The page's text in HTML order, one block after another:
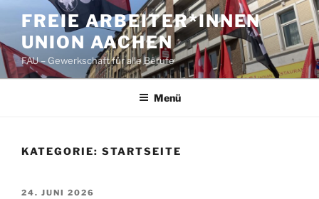
Inhalt
springen
FREIE ARBEITER*INNEN
UNION AACHEN
FAU – Gewerkschaft für alle Berufe
Menü
KATEGORIE: STARTSEITE
VERÖFFENTLICHT
24. JUNI 2026